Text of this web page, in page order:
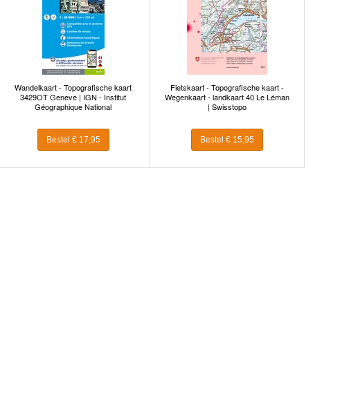
Wandelkaart - Topografische kaart
3429OT Geneve | IGN - Institut
Géographique National
Bestel € 17,95
Fietskaart - Topografische kaart -
Wegenkaart - landkaart 40 Le Léman
| Swisstopo
Bestel € 15,95